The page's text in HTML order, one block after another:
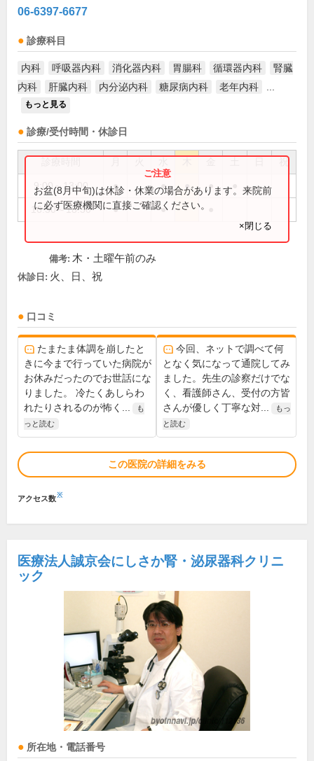
06-6397-6677
診療科目
内科 呼吸器内科 消化器内科 胃腸科 循環器内科
腎臓
内科
肝臓内科 内分泌内科 糖尿病内科 老年内科
もっと見る
診療/受付時間・休診日
祝
9:00～13:00 ● ● ● ●
16:30～18:30 ● ●
お盆(8月中旬)は休診・休業の場合があります。来院前
に必ず医療機関に直接ご確認ください。
×閉じる
備考: 木・土曜午前のみ
休診日: 火、日、祝
口コミ
たまたま体調を崩したと
きに今まで行っていた病院が
お休みだったのでお世話にな
りました。 冷たくあしらわ
れたりされるのが怖く...
も
っと読む
今回、ネットで調べて何
となく気になって通院してみ
ました。先生の診察だけでな
く、看護師さん、受付の方皆
さんが優しく丁寧な対...
もっ
と読む
この医院の詳細をみる
アクセス数※
医療法人誠京会にしさか腎・泌尿器科クリニ
ック
所在地・電話番号